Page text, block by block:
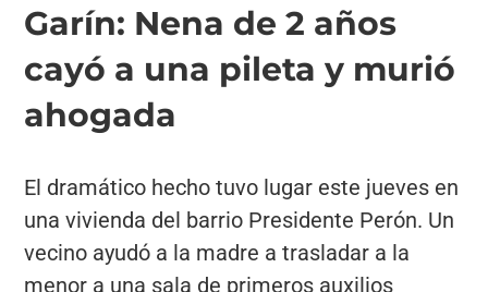
Garín: Nena de 2 años
cayó a una pileta y murió
ahogada
El dramático hecho tuvo lugar este jueves en
una vivienda del barrio Presidente Perón. Un
vecino ayudó a la madre a trasladar a la
menor a una sala de primeros auxilios